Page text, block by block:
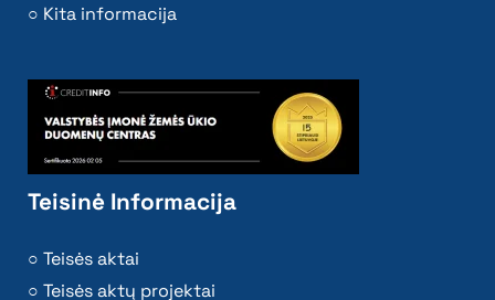
Kita informacija
Teisinė Informacija
Teisės aktai
Teisės aktų projektai